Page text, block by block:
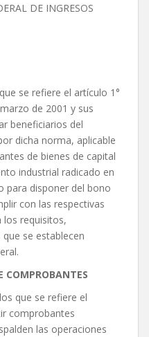
DE INGRESOS
se refiere el artículo 1°
de 2001 y sus
beneficiarios del
dicha norma, aplicable
de bienes de capital
industrial radicado en
para disponer del bono
con las respectivas
los requisitos,
se establecen
COMPROBANTES
que se refiere el
comprobantes
las operaciones